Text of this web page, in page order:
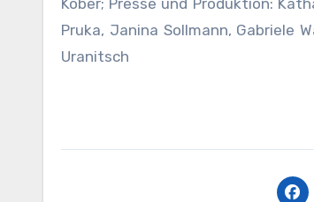
Kober; Presse und Produktion:
Pruka, Janina Sollmann, Gabriele
Uranitsch